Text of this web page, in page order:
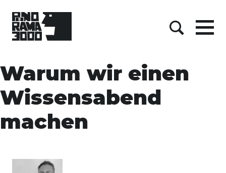
content
Menu
Warum wir einen
Wissensabend
machen